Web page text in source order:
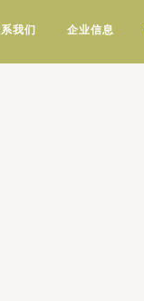
我们 企业信息